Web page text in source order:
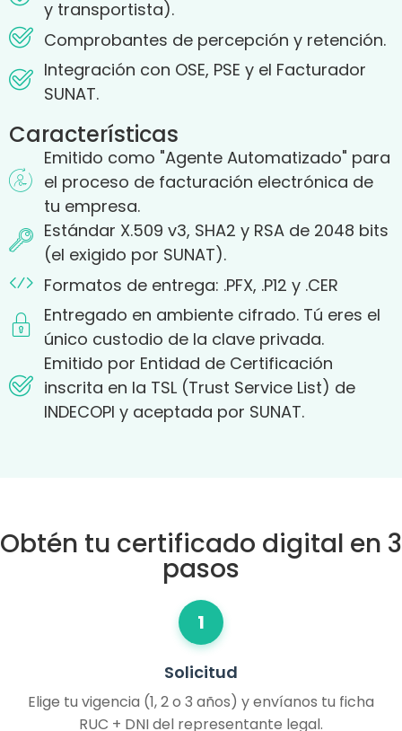
y transportista).
Comprobantes de percepción y retención.
Integración con OSE, PSE y el Facturador
SUNAT.
Características
Emitido como "Agente Automatizado" para
el proceso de facturación electrónica de
tu empresa.
Estándar X.509 v3, SHA2 y RSA de 2048 bits
(el exigido por SUNAT).
Formatos de entrega: .PFX, .P12 y .CER
Entregado en ambiente cifrado. Tú eres el
único custodio de la clave privada.
Emitido por Entidad de Certificación
inscrita en la TSL (Trust Service List) de
INDECOPI y aceptada por SUNAT.
Obtén tu certificado digital en 3
pasos
1
Solicitud
Elige tu vigencia (1, 2 o 3 años) y envíanos tu ficha
RUC + DNI del representante legal.